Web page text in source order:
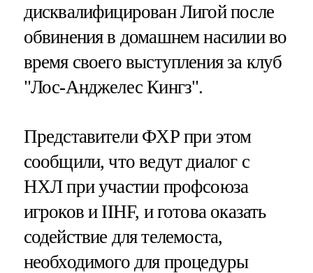
дисквалифицирован Лигой после
обвинения в домашнем насилии во
время своего выступления за клуб
"Лос-Анджелес Кингз".
Представители ФХР при этом
сообщили, что ведут диалог с
НХЛ при участии профсоюза
игроков и IIHF, и готова оказать
содействие для телемоста,
необходимого для процедуры